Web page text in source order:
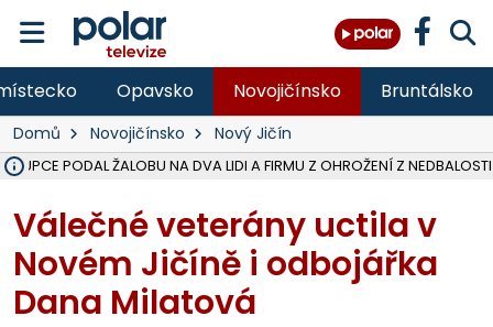
Opavsko Novojičínsko Bruntálsko
Domů Novojičínsko Nový Jičín
PODAL ŽALOBU NA DVA LIDI A FIRMU Z OHROŽENÍ Z NEDBALOSTI
Válečné veterány uctila v
Novém Jičíně i odbojářka
Dana Milatová